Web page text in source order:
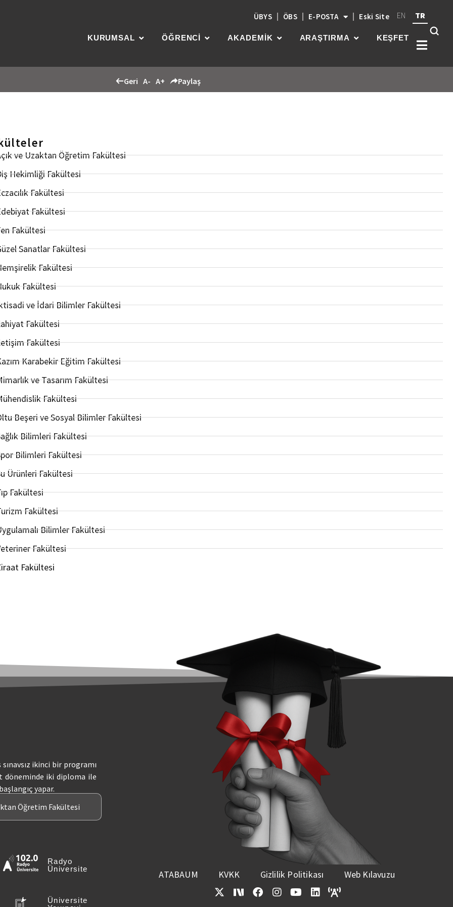
ÜBYS ÖBS E-POSTA Eski Site EN TR
KURUMSAL ÖĞRENCİ AKADEMİK ARAŞTIRMA KEŞFET
Geri A- A+ Paylaş
ve Uzaktan Öğretim Fakültesi
Hekimliği Fakültesi
Fakültesi
Fakültesi
Fakültesi
Sanatlar Fakültesi
Fakültesi
Fakültesi
ve İdari Bilimler Fakültesi
Fakültesi
Fakültesi
Karabekir Eğitim Fakültesi
ve Tasarım Fakültesi
Fakültesi
Beşeri ve Sosyal Bilimler Fakültesi
Bilimleri Fakültesi
Bilimleri Fakültesi
Ürünleri Fakültesi
Fakültesi
Fakültesi
Bilimler Fakültesi
Fakültesi
Fakültesi
ikinci bir programı
döneminde iki diploma ile
yapar.
Öğretim Fakültesi
Radyo
Üniversite
Üniversite
ATABAUM KVKK Gizlilik Politikası Web Kılavuzu